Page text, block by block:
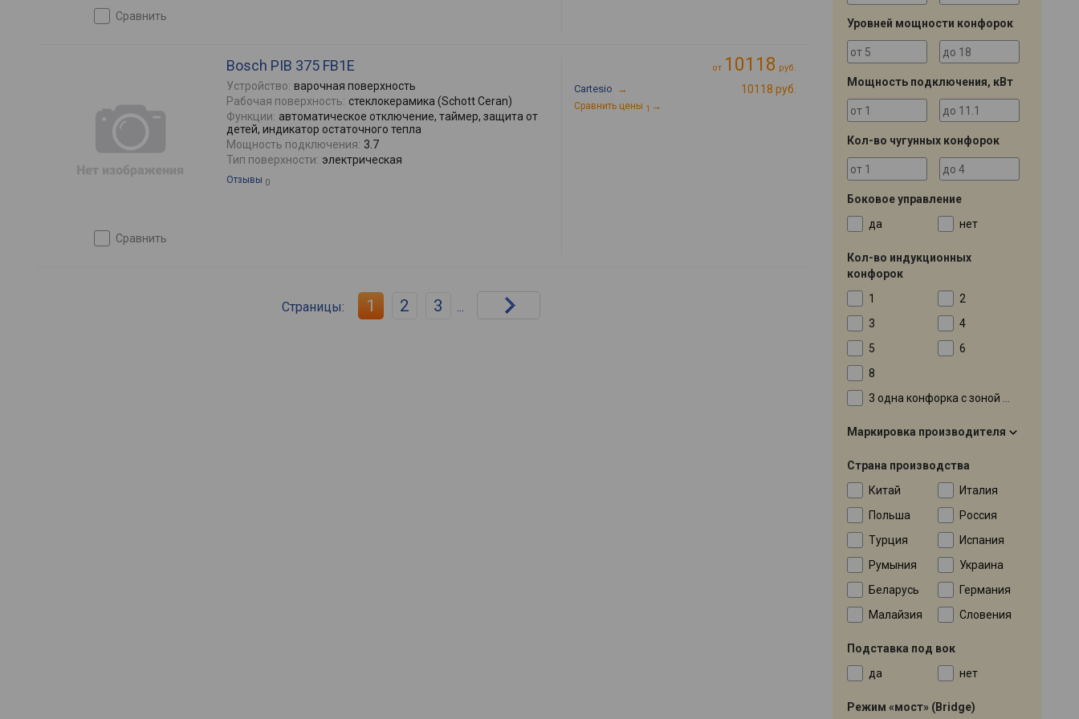
сравнить
сравнить
Bosch PIB 375 FB1E
Устройство: варочная поверхность
Рабочая поверхность: стеклокерамика (Schott Ceran)
Функции: автоматическое отключение, таймер, защита от
детей, индикатор остаточного тепла
Мощность подключения: 3.7
Тип поверхности: электрическая
Отзывы 0
от 10118 руб.
Cartesio → 10118 руб.
Сравнить цены 1 →
Страницы: 1 2 3 ...
Уровней мощности конфорок
Мощность подключения, кВт
Кол-во чугунных конфорок
Боковое управление
да
нет
Кол-во индукционных
конфорок
1
2
3
4
5
6
8
3 одна конфорка с зоной расширения
Маркировка производителя
Страна производства
Китай
Италия
Польша
Россия
Турция
Испания
Румыния
Украина
Беларусь
Германия
Малайзия
Словения
Подставка под вок
да
нет
Режим «мост» (Bridge)